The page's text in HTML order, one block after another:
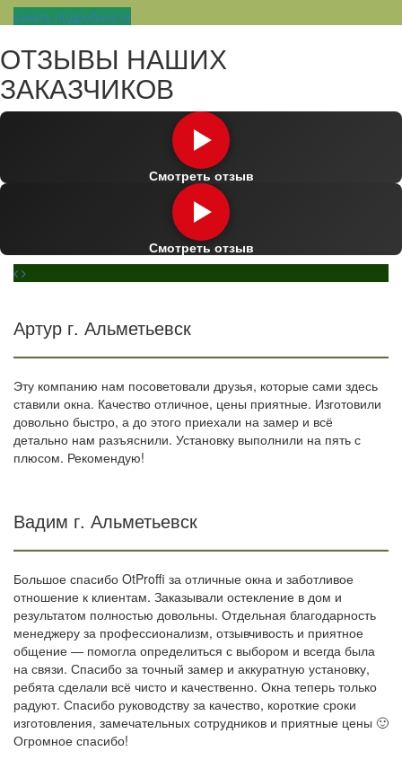
узнать подробности
ОТЗЫВЫ НАШИХ
ЗАКАЗЧИКОВ
Смотреть отзыв
Смотреть отзыв
Артур г. Альметьевск
Эту компанию нам посоветовали друзья, которые сами здесь
ставили окна. Качество отличное, цены приятные. Изготовили
довольно быстро, а до этого приехали на замер и всё
детально нам разъяснили. Установку выполнили на пять с
плюсом. Рекомендую!
Вадим г. Альметьевск
Большое спасибо OtProffi за отличные окна и заботливое
отношение к клиентам. Заказывали остекление в дом и
результатом полностью довольны. Отдельная благодарность
менеджеру за профессионализм, отзывчивость и приятное
общение — помогла определиться с выбором и всегда была
на связи. Спасибо за точный замер и аккуратную установку,
ребята сделали всё чисто и качественно. Окна теперь только
радуют. Спасибо руководству за качество, короткие сроки
изготовления, замечательных сотрудников и приятные цены 🙂
Огромное спасибо!